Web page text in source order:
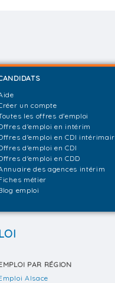
un compte
les offres d'emploi
d'emploi en intérim
d'emploi en CDI
d'emploi en CDI
d'emploi en CDD
des agences intérim
métier
emploi
PAR RÉGION
Alsace